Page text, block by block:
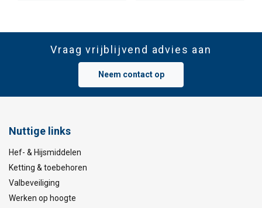
Vraag vrijblijvend advies aan
Neem contact op
Nuttige links
Hef- & Hijsmiddelen
Ketting & toebehoren
Valbeveiliging
Werken op hoogte